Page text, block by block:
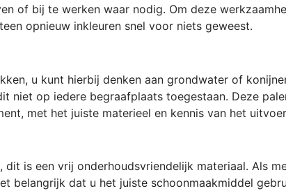
of bij te werken waar nodig. Om deze
opnieuw inkleuren snel voor niets geweest.
u kunt hierbij denken aan grondwater of
niet op iedere begraafplaats toegestaan. Deze
met het juiste materieel en kennis van het
is een vrij onderhoudsvriendelijk materiaal. Als
belangrijk dat u het juiste schoonmaakmiddel